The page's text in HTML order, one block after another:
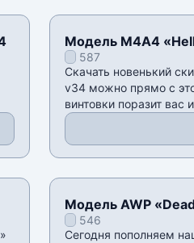
Модель М4А4
587
Скачать новенький
v34 можно прямо с
винтовки поразит вас и
Модель AWP
546
Сегодня пополняем